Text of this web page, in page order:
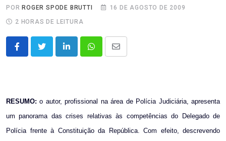
POR ROGER SPODE BRUTTI
16 DE AGOSTO DE 2009
2 HORAS DE LEITURA
LinkedInWhatsappShare
RESUMO:o autor, profissional na área de Polícia Judiciária, apresenta
um panorama das crises relativas às competências do Delegado de
Polícia frente à Constituição da República. Com efeito, descrevendo